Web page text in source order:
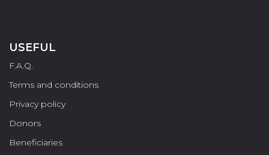
USEFUL
F.A.Q.
Terms and conditions
Privacy policy
Donors
Beneficiaries